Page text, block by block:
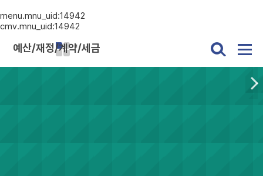
menu.mnu_uid:14942
cmv.mnu_uid:14942
예산/재정/계약/세금